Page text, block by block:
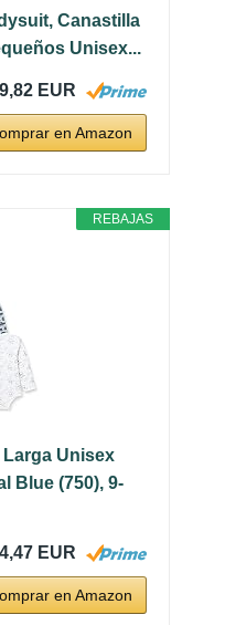
Canastilla
Unisex...
EUR
en Amazon
REBAJAS
Unisex
Blue (750), 9-
EUR
en Amazon